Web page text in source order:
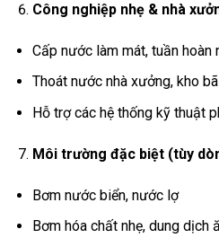
Công nghiệp nhẹ & nhà
Cấp nước làm mát, tuần hoàn
Thoát nước nhà xưởng, kho
Hỗ trợ các hệ thống kỹ thuật
Môi trường đặc biệt (tùy
Bơm nước biển, nước lợ
Bơm hóa chất nhẹ, dung dịch